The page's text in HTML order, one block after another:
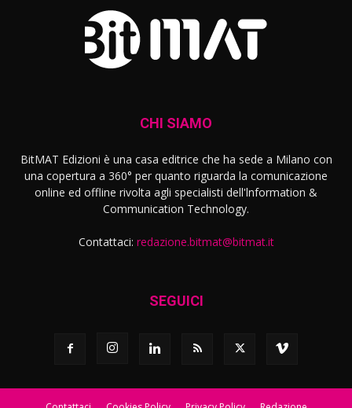
CHI SIAMO
BitMAT Edizioni è una casa editrice che ha sede a Milano con
una copertura a 360° per quanto riguarda la comunicazione
online ed offline rivolta agli specialisti dell'lnformation &
Communication Technology.
Contattaci: redazione.bitmat@bitmat.it
SEGUICI